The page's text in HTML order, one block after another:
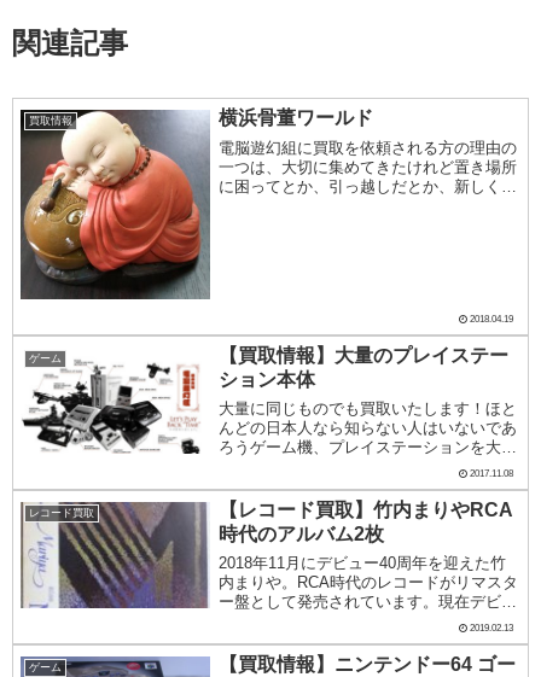
関連記事
買取情報 横浜骨董ワールド
電脳遊幻組に買取を依頼される方の理由の
一つは、大切に集めてきたけれど置き場所
に困ってとか、引っ越しだとか、新しく興
2018.04.19
ゲーム
【買取情報】大量のプレイステー
ション本体
大量に同じものでも買取いたします！ほと
んどの日本人なら知らない人はいないであ
ろうゲーム機、プレイステーションを大量
買取いたしました。その数なんと81台。弊
社ではプレイステーションを1台30円で買
取いたします。全世界で1億2000万台以上
販売...
2017.11.08
レコード買取
【レコード買取】竹内まりやRCA
時代のアルバム2枚
2018年11月にデビュー40周年を迎えた竹
内まりや。RCA時代のレコードがリマスタ
ー盤として発売されています。現在デビュ
ーアルバム『BEGINNING』、2ndアルバ
ム『UNIVERSITY STREET』、3rdアルバ
ム『LOVE SO...
2019.02.13
ゲーム
【買取情報】ニンテンドー64 ゴー